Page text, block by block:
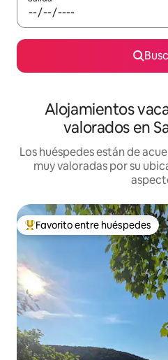
Alojamientos
valorados en
Los huéspedes están de
muy valoradas por su
Favorito entre huéspedes
Favorito entre huéspedes